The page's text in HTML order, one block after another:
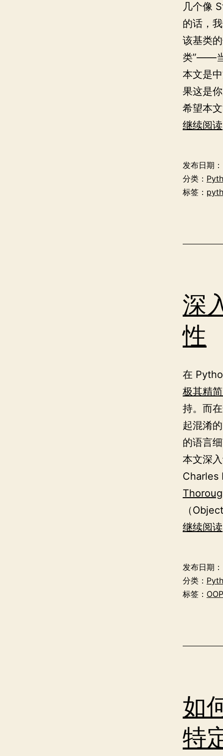
几个像
的话，
该基类
类”——
本文是
果这是
希望本
继续阅读
发布日期：
分类：
标签：
深
性
在
极其精
持。而
起混淆
的语言
本文深
Charles
（
继续阅读
发布日期：
分类：
标签： OOP
如
特